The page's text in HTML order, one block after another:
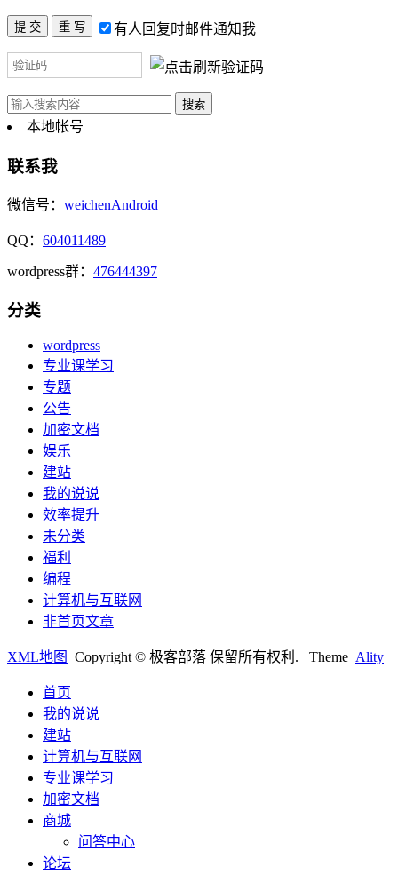
有人回复时邮件通知我
本地帐号
联系我
微信号： weichenAndroid
QQ： 604011489
wordpress群： 476444397
分类
wordpress
专业课学习
专题
公告
加密文档
娱乐
建站
我的说说
效率提升
未分类
福利
编程
计算机与互联网
非首页文章
XML地图 Copyright © 极客部落 保留所有权利. Theme Ality
首页
我的说说
建站
计算机与互联网
专业课学习
加密文档
商城
问答中心
论坛